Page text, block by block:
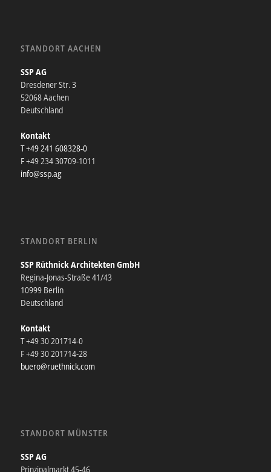
STANDORT AACHEN
SSP AG
Dresdener Str. 3
52068 Aachen
Deutschland
Kontakt
T +49 241 608328-0
F +49 234 30709-1011
info@ssp.ag
STANDORT BERLIN
SSP Rüthnick Architekten GmbH
Regina-Jonas-Straße 41/43
10999 Berlin
Deutschland
Kontakt
T +49 30 201714-0
F +49 30 201714-28
buero@ruethnick.com
STANDORT MÜNSTER
SSP AG
Prinzipalmarkt 45-46